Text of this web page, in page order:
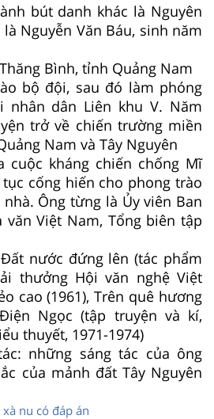
bút danh khác là Nguyên
Nguyễn Văn Báu, sinh năm
Bình, tỉnh Quảng Nam
bộ đội, sau đó làm phóng
nhân dân Liên khu V. Năm
trở về chiến trường miền
Nam và Tây Nguyên
cuộc kháng chiến chống Mĩ
cống hiến cho phong trào
Ông từng là Ủy viên Ban
văn Việt Nam, Tổng biên tập
nước đứng lên (tác phẩm
thưởng Hội văn nghệ Việt
cao (1961), Trên quê hương
Ngọc (tập truyện và kí,
thuyết, 1971-1974)
những sáng tác của ông
của mảnh đất Tây Nguyên
nu có đáp án